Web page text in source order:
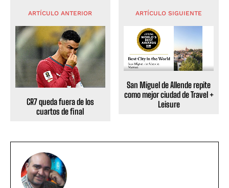
ARTÍCULO ANTERIOR
CR7 queda fuera de los
cuartos de final
ARTÍCULO SIGUIENTE
San Miguel de Allende repite
como mejor ciudad de Travel +
Leisure